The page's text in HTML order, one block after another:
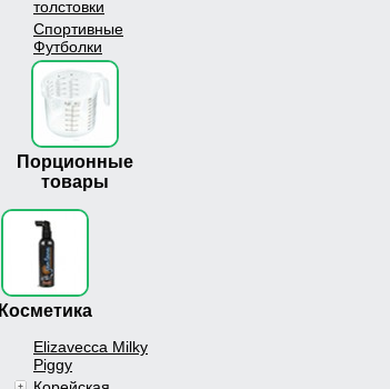
толстовки
Спортивные
Футболки
Порционные
товары
Косметика
Elizavecca Milky
Piggy